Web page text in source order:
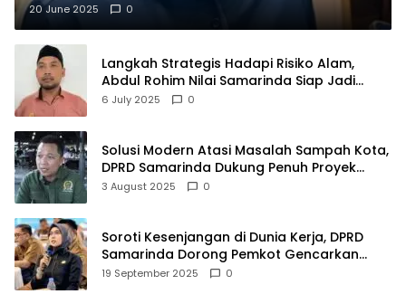
20 June 2025 0
Langkah Strategis Hadapi Risiko Alam,
Abdul Rohim Nilai Samarinda Siap Jadi
Pusat Logistik Bencana Kalimantan
6 July 2025 0
Solusi Modern Atasi Masalah Sampah Kota,
DPRD Samarinda Dukung Penuh Proyek
PLTSA
3 August 2025 0
Soroti Kesenjangan di Dunia Kerja, DPRD
Samarinda Dorong Pemkot Gencarkan
Pemberdayaan Perempuan
19 September 2025 0